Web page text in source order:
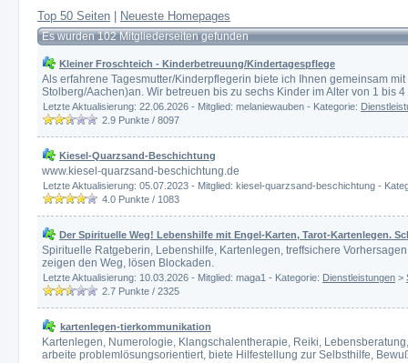
Top 50 Seiten Neueste Homepages
Es wurden 102 Mitgliederseiten gefunden
Kleiner Froschteich - Kinderbetreuung/Kindertagespflege
Als erfahrene Tagesmutter/Kinderpflegerin biete ich Ihnen gemeinsam
Stolberg/Aachen)an. Wir betreuen bis zu sechs Kinder im Alter von 1 bis 4
Letzte Aktualisierung: 22.06.2026 - Mitglied: melaniewauben - Kategorie:
2.9 Punkte / 8097
Kiesel-Quarzsand-Beschichtung
www.kiesel-quarzsand-beschichtung.de
Letzte Aktualisierung: 05.07.2023 - Mitglied: kiesel-quarzsand-beschichtung -
4.0 Punkte / 1083
Der Spirituelle Weg! Lebenshilfe mit Engel-Karten, Tarot-Kartenlegen.
Spirituelle Ratgeberin, Lebenshilfe, Kartenlegen, treffsichere
zeigen den Weg, lösen Blockaden.
Letzte Aktualisierung: 10.03.2026 - Mitglied: maga1 - Kategorie: Dienstleistungen >
2.7 Punkte / 2325
kartenlegen-tierkommunikation
Kartenlegen, Numerologie, Klangschalentherapie, Reiki,
arbeite problemlösungsorientiert, biete Hilfestellung zur Selbsthilfe,